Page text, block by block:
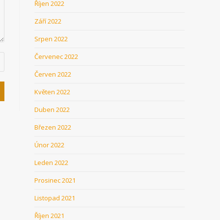
Říjen 2022
Září 2022
Srpen 2022
Červenec 2022
Červen 2022
Květen 2022
Duben 2022
Březen 2022
Únor 2022
Leden 2022
Prosinec 2021
Listopad 2021
Říjen 2021